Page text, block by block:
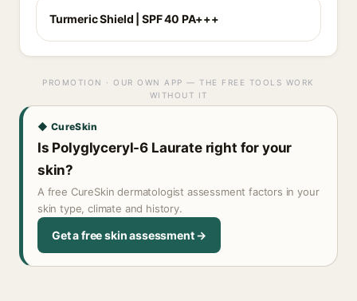
Turmeric Shield | SPF 40 PA+++
PROMOTION · OUR OWN APP — THE FREE TOOLS WORK
WITHOUT IT
◆ CureSkin
Is Polyglyceryl-6 Laurate right for your
skin?
A free CureSkin dermatologist assessment factors in your
skin type, climate and history.
Get a free skin assessment →